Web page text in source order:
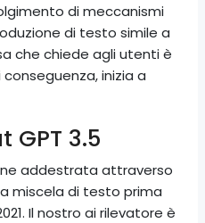
di meccanismi
di testo simile a
che chiede agli utenti è
inizia a
GPT 3.5
addestrata attraverso
miscela di testo prima
Il nostro ai rilevatore è